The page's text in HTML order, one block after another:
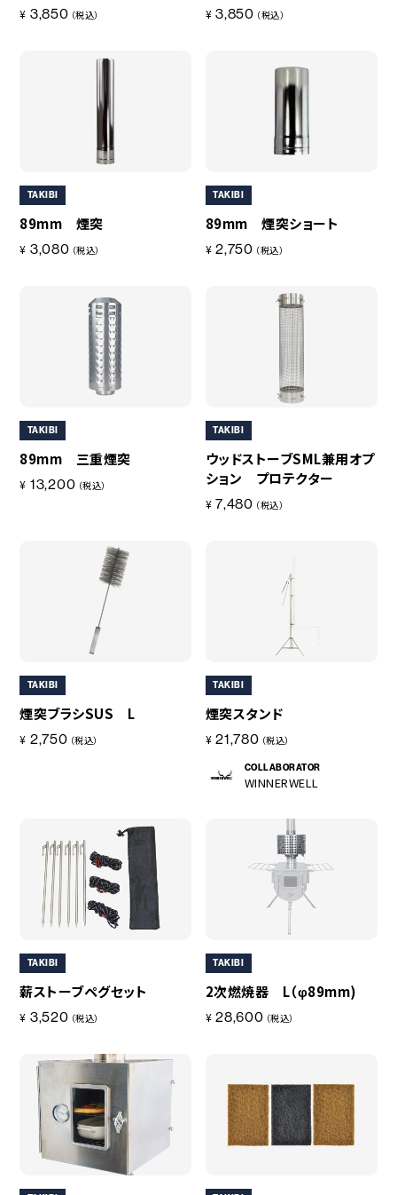
¥ 3,850 （税込） ¥ 3,850 （税込）
TAKIBI
89mm 煙突
¥ 3,080 （税込）
TAKIBI
89mm 煙突ショート
¥ 2,750 （税込）
TAKIBI
89mm 三重煙突
¥ 13,200 （税込）
TAKIBI
ウッドストーブSML兼用オプ
ション プロテクター
¥ 7,480 （税込）
TAKIBI
煙突ブラシSUS L
¥ 2,750 （税込）
TAKIBI
煙突スタンド
¥ 21,780 （税込）
COLLABORATOR
WINNERWELL
TAKIBI
薪ストーブペグセット
¥ 3,520 （税込）
TAKIBI
2次燃焼器 L（φ89mm)
¥ 28,600 （税込）